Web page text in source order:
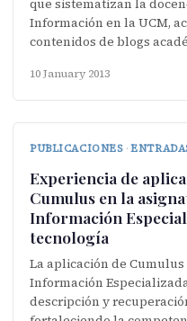
que sistematizan la
Información en la UCM,
contenidos de blogs
10 January 2013
PUBLICACIONES ·
Experiencia de
Cumulus en la
Información
tecnología
La aplicación de
Información
descripción y